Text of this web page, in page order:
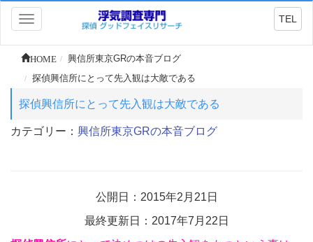
Toggle
navigation
TEL
HOME
興信所東京GRの本音ブログ
探偵興信所にとって先入観は大敵である
探偵興信所にとって先入観は大敵である
カテゴリー： 興信所東京GRの本音ブログ
公開日：2015年2月21日
最終更新日：2017年7月22日